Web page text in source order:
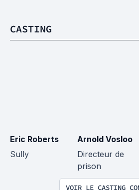
CASTING
Eric Roberts
Sully
Arnold Vosloo
Directeur de
prison
VOIR LE CASTING